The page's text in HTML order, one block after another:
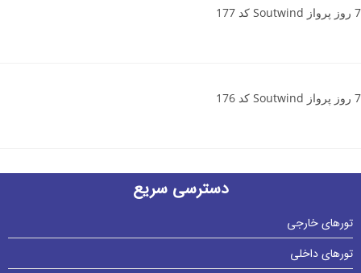
7 روز پرواز Soutwind کد 177
7 روز پرواز Soutwind کد 176
دسترسی سریع
تورهای خارجی
تورهای داخلی